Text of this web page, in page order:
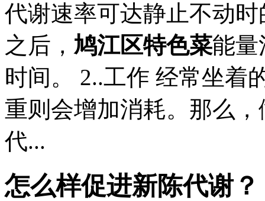
代谢速率可达静止不动
之后， 鸠江区特色菜能量
时间。 2..工作 经常坐着
重则会增加消耗。那么
代...
怎么样促进新陈代谢？